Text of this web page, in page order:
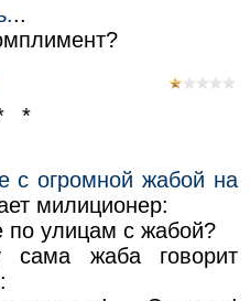
..
*
с огромной жабой на
милиционер:
улицам с жабой?
сама жаба говорит